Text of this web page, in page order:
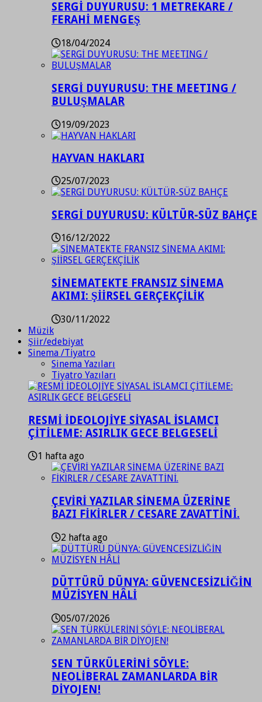
SERGİ DUYURUSU: 1 METREKARE /
FERAHİ MENGEŞ
18/04/2024
SERGİ DUYURUSU: THE MEETING /
BULUŞMALAR
19/09/2023
HAYVAN HAKLARI
25/07/2023
SERGİ DUYURUSU: KÜLTÜR-SÜZ BAHÇE
16/12/2022
SİNEMATEKTE FRANSIZ SİNEMA
AKIMI: ŞİİRSEL GERÇEKÇİLİK
30/11/2022
Müzik
Şiir/edebiyat
Sinema /Tiyatro
Sinema Yazıları
Tiyatro Yazıları
RESMİ İDEOLOJİYE SİYASAL İSLAMCI
ÇİTİLEME: ASIRLIK GECE BELGESELİ
1 hafta ago
ÇEVİRİ YAZILAR SİNEMA ÜZERİNE
BAZI FİKİRLER / CESARE ZAVATTİNİ.
2 hafta ago
DÜTTÜRÜ DÜNYA: GÜVENCESİZLİĞİN
MÜZİSYEN HÂLİ
05/07/2026
SEN TÜRKÜLERİNİ SÖYLE:
NEOLİBERAL ZAMANLARDA BİR
DİYOJEN!